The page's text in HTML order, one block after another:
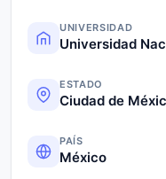
UNIVERSIDAD
Universidad
ESTADO
Ciudad de
PAÍS
México